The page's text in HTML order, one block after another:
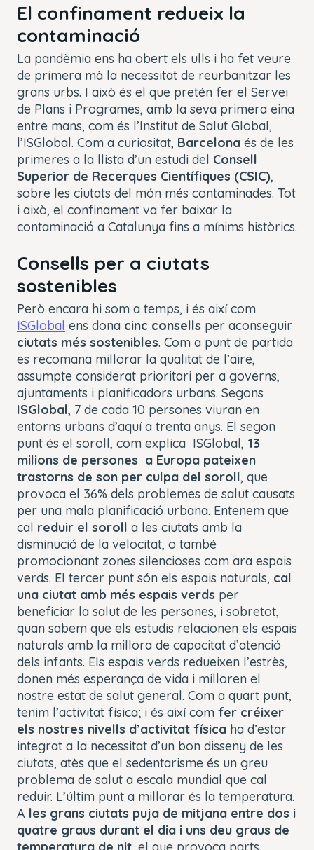
El confinament redueix la
contaminació
La pandèmia ens ha obert els ulls i ha fet veure
de primera mà la necessitat de reurbanitzar les
grans urbs. I això és el que pretén fer el Servei
de Plans i Programes, amb la seva primera eina
entre mans, com és l’Institut de Salut Global,
l’ISGlobal. Com a curiositat, Barcelona és de les
primeres a la llista d’un estudi del Consell
Superior de Recerques Científiques (CSIC),
sobre les ciutats del món més contaminades. Tot
i això, el confinament va fer baixar la
contaminació a Catalunya fins a mínims històrics.
Consells per a ciutats
sostenibles
Però encara hi som a temps, i és així com
ISGlobal ens dona cinc consells per aconseguir
ciutats més sostenibles. Com a punt de partida
es recomana millorar la qualitat de l’aire,
assumpte considerat prioritari per a governs,
ajuntaments i planificadors urbans. Segons
ISGlobal, 7 de cada 10 persones viuran en
entorns urbans d’aquí a trenta anys. El segon
punt és el soroll, com explica ISGlobal, 13
milions de persones a Europa pateixen
trastorns de son per culpa del soroll, que
provoca el 36% dels problemes de salut causats
per una mala planificació urbana. Entenem que
cal reduir el soroll a les ciutats amb la
disminució de la velocitat, o també
promocionant zones silencioses com ara espais
verds. El tercer punt són els espais naturals, cal
una ciutat amb més espais verds per
beneficiar la salut de les persones, i sobretot,
quan sabem que els estudis relacionen els espais
naturals amb la millora de capacitat d’atenció
dels infants. Els espais verds redueixen l’estrès,
donen més esperança de vida i milloren el
nostre estat de salut general. Com a quart punt,
tenim l’activitat física; i és així com fer créixer
els nostres nivells d’activitat física ha d’estar
integrat a la necessitat d’un bon disseny de les
ciutats, atès que el sedentarisme és un greu
problema de salut a escala mundial que cal
reduir. L’últim punt a millorar és la temperatura.
A les grans ciutats puja de mitjana entre dos i
quatre graus durant el dia i uns deu graus de